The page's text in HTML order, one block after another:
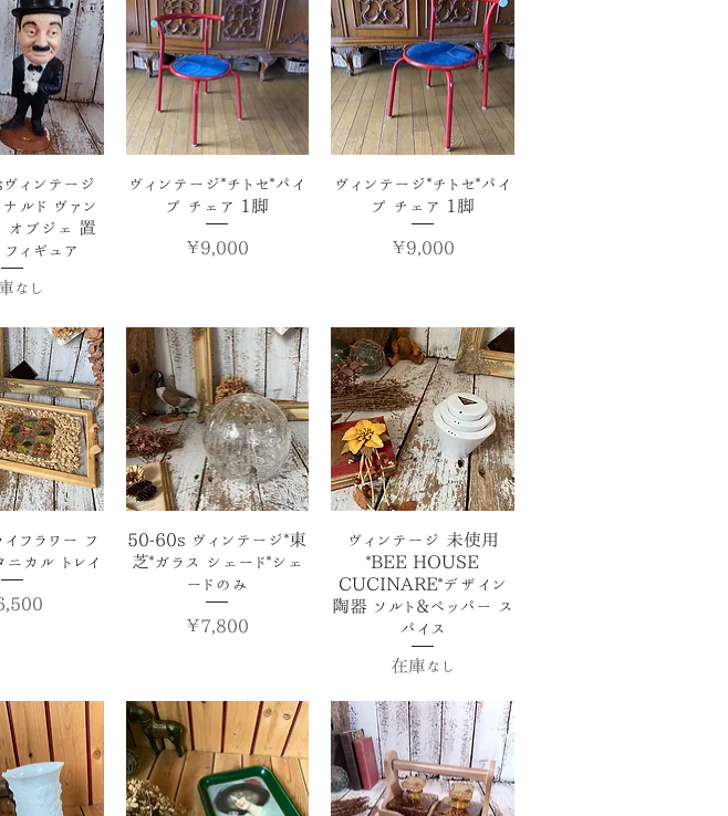
ビュー
ィンテージ
ルド ヴァン
オブジェ 置
ィギュア
なし
クイックビュー
ヴィンテージ*チトセ*パイ
プ チェア 1脚
価格
￥9,000
クイックビュー
ヴィンテージ*チトセ*パイ
プ チェア 1脚
価格
￥9,000
ビュー
フラワー フ
カル トレイ
クイックビュー
50-60s ヴィンテージ*東
芝*ガラス シェード*シェ
ードのみ
価格
￥7,800
クイックビュー
ヴィンテージ 未使用
*BEE HOUSE
CUCINARE*デザイン
陶器 ソルト&ペッパー ス
パイス
在庫なし